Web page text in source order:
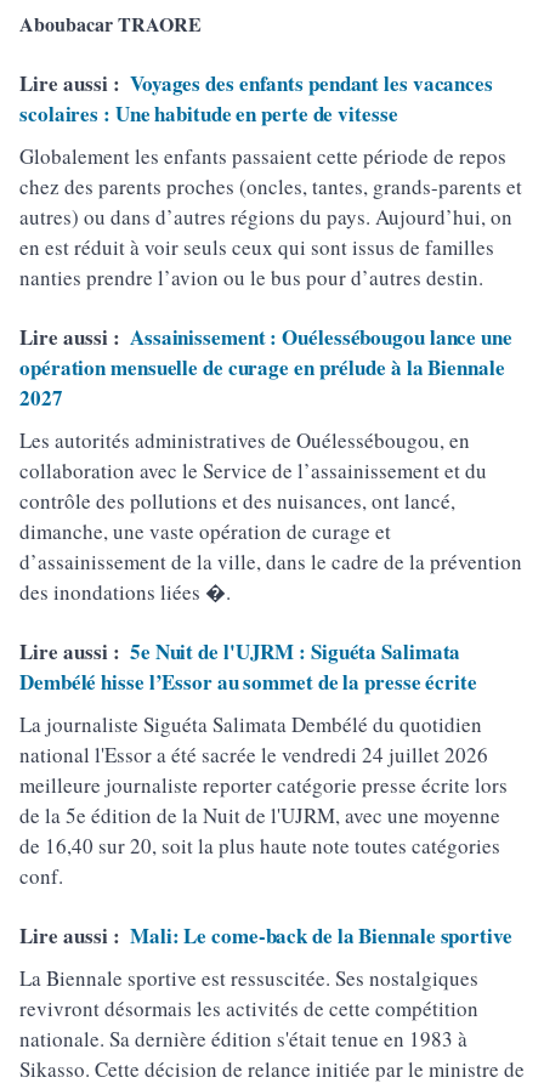
Aboubacar TRAORE
Lire aussi : Voyages des enfants pendant les vacances
scolaires : Une habitude en perte de vitesse
Globalement les enfants passaient cette période de repos
chez des parents proches (oncles, tantes, grands-parents et
autres) ou dans d’autres régions du pays. Aujourd’hui, on
en est réduit à voir seuls ceux qui sont issus de familles
nanties prendre l’avion ou le bus pour d’autres destin.
Lire aussi : Assainissement : Ouélessébougou lance une
opération mensuelle de curage en prélude à la Biennale
2027
Les autorités administratives de Ouélessébougou, en
collaboration avec le Service de l’assainissement et du
contrôle des pollutions et des nuisances, ont lancé,
dimanche, une vaste opération de curage et
d’assainissement de la ville, dans le cadre de la prévention
des inondations liées �.
Lire aussi : 5e Nuit de l'UJRM : Siguéta Salimata
Dembélé hisse l’Essor au sommet de la presse écrite
La journaliste Siguéta Salimata Dembélé du quotidien
national l'Essor a été sacrée le vendredi 24 juillet 2026
meilleure journaliste reporter catégorie presse écrite lors
de la 5e édition de la Nuit de l'UJRM, avec une moyenne
de 16,40 sur 20, soit la plus haute note toutes catégories
conf.
Lire aussi : Mali: Le come-back de la Biennale sportive
La Biennale sportive est ressuscitée. Ses nostalgiques
revivront désormais les activités de cette compétition
nationale. Sa dernière édition s'était tenue en 1983 à
Sikasso. Cette décision de relance initiée par le ministre de